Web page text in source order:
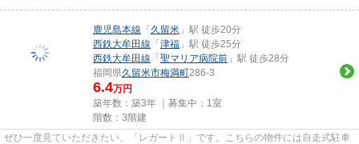
鹿児島本線 「久留米 」駅 徒歩20分
西鉄大牟田線 「津福 」駅 徒歩25分
西鉄大牟田線 「聖マリア病院前 」駅 徒歩28分
福岡県久留米市梅満町286-3
6.4万円
築年数：築3年 ｜募集中： 1室
階数：3階建
ぜひ一度見ていただきたい、「レガートⅡ」です。こちらの物件には自走式駐車